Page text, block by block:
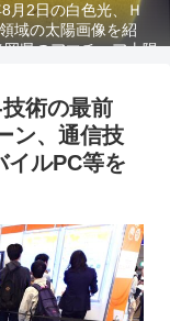
月2日の白色光、Ｈ
域の太陽画像を紹
県のアマチュア太陽
術の最前
ン、通信技
イルPC等を